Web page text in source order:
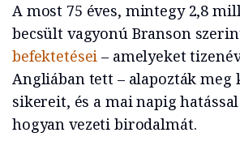
A most 75 éves, mintegy 2,8
becsült vagyonú Branson
befektetései – amelyeket
Angliában tett – alapozták meg
sikereit, és a mai napig
hogyan vezeti birodalmát.